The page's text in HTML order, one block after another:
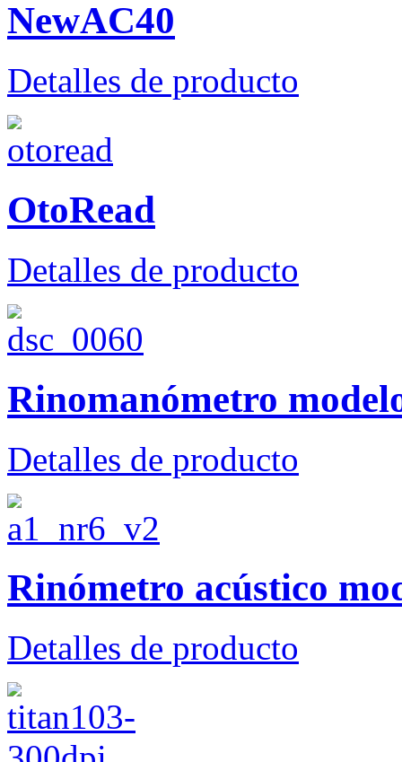
NewAC40
Detalles de producto
OtoRead
Detalles de producto
Rinomanómetro
Detalles de producto
Rinómetro acústico
Detalles de producto